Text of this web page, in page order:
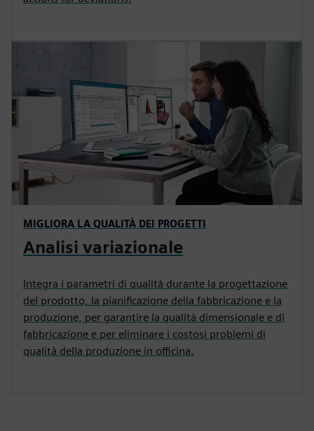
MIGLIORA LA QUALITÀ DEI PROGETTI
Analisi variazionale
Integra i parametri di qualità durante la progettazione
del prodotto, la pianificazione della fabbricazione e la
produzione, per garantire la qualità dimensionale e di
fabbricazione e per eliminare i costosi problemi di
qualità della produzione in officina.